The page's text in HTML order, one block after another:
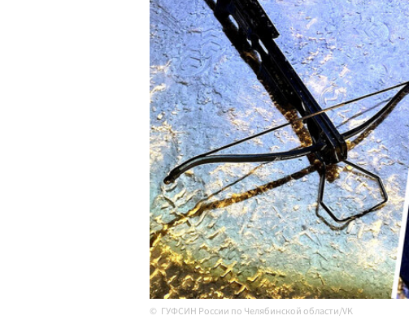
ГУФСИН России по Челябинской области/VK